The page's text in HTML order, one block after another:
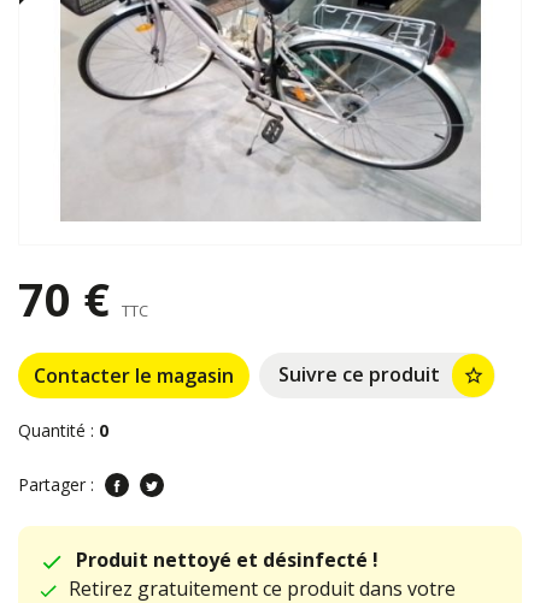
70 € TTC
Contacter le magasin Suivre ce produit star_border
Quantité : 0
Partager :
Produit nettoyé et désinfecté !
Retirez gratuitement ce produit dans votre